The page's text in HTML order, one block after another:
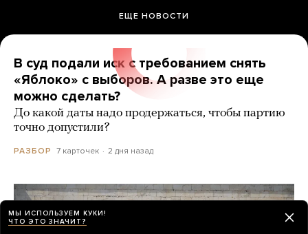
ЕЩЕ НОВОСТИ
В суд подали иск с требованием снять
«Яблоко» с выборов. А разве это еще
можно сделать?
До какой даты надо продержаться, чтобы партию
точно допустили?
РАЗБОР 7 карточек 2 дня назад
МЫ ИСПОЛЬЗУЕМ КУКИ!
ЧТО ЭТО ЗНАЧИТ?